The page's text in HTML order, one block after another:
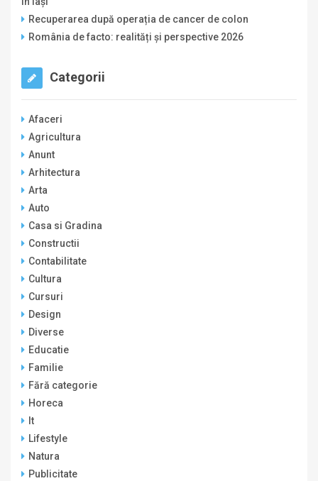
Recuperarea după operația de cancer de colon
România de facto: realități și perspective 2026
Categorii
Afaceri
Agricultura
Anunt
Arhitectura
Arta
Auto
Casa si Gradina
Constructii
Contabilitate
Cultura
Cursuri
Design
Diverse
Educatie
Familie
Fără categorie
Horeca
It
Lifestyle
Natura
Publicitate